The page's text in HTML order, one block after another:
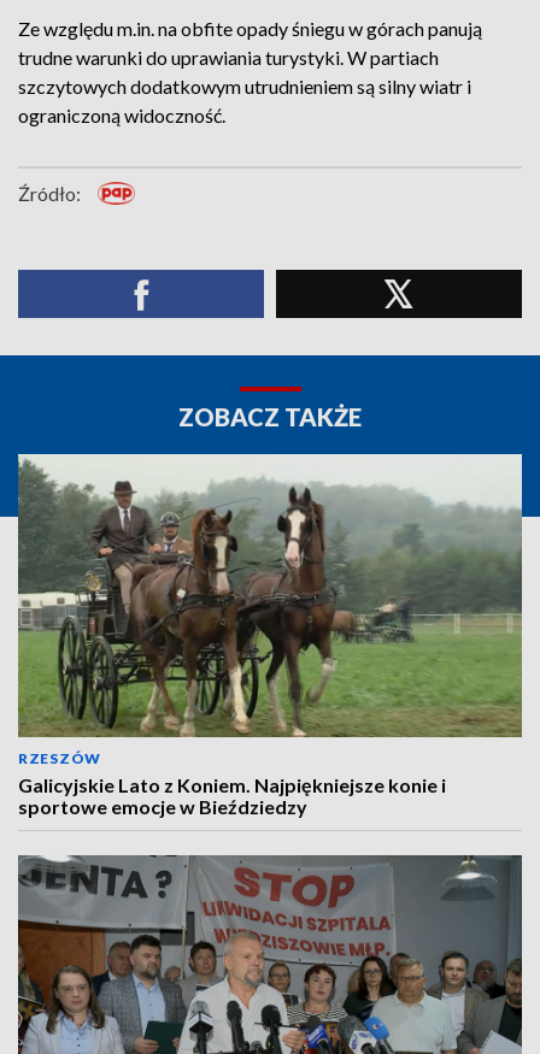
Ze względu m.in. na obfite opady śniegu w górach panują
trudne warunki do uprawiania turystyki. W partiach
szczytowych dodatkowym utrudnieniem są silny wiatr i
ograniczoną widoczność.
Źródło:
ZOBACZ TAKŻE
RZESZÓW
Galicyjskie Lato z Koniem. Najpiękniejsze konie i
sportowe emocje w Bieździedzy